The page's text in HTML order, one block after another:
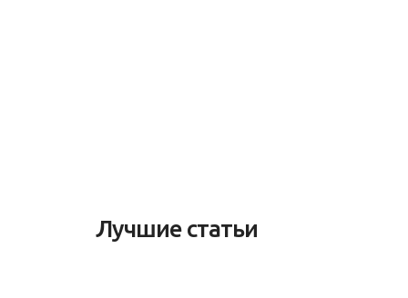
Лучшие статьи